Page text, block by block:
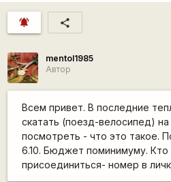
notifications_active share
mentol1985
Автор
Всем привет. В последние
скатать (поезд-велосипед)
посмотреть - что это такое.
6.10. Бюджет поминимуму. Кто
присоединиться- номер в